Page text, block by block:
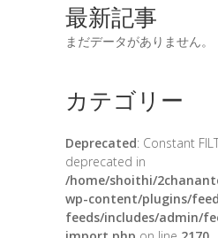
最新記事
まだデータがありません。
カテゴリー
Deprecated: Constant
deprecated in
/home/shoithi/
wp-content/plugins/
feeds/includes/admin/